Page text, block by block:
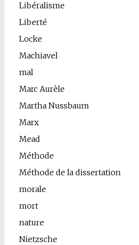
Libéralisme
Liberté
Locke
Machiavel
mal
Marc Aurèle
Martha Nussbaum
Marx
Mead
Méthode
Méthode de la dissertation
morale
mort
nature
Nietzsche